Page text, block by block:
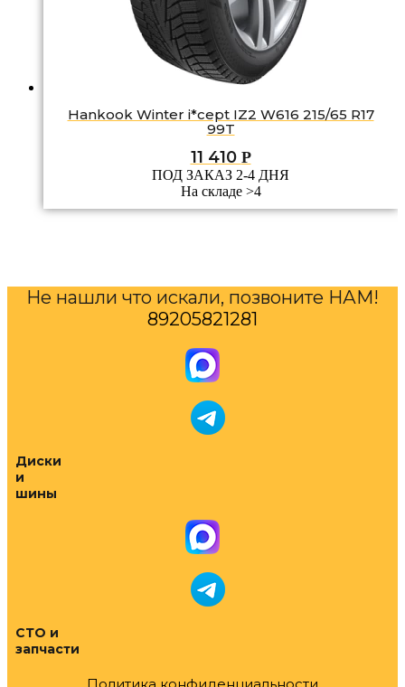
Hankook Winter i*cept IZ2 W616 215/65 R17
99T
11 410 Р
ПОД ЗАКАЗ 2-4 ДНЯ
На складе >4
Не нашли что искали, позвоните НАМ!
89205821281
Диски
и
шины
СТО и
запчасти